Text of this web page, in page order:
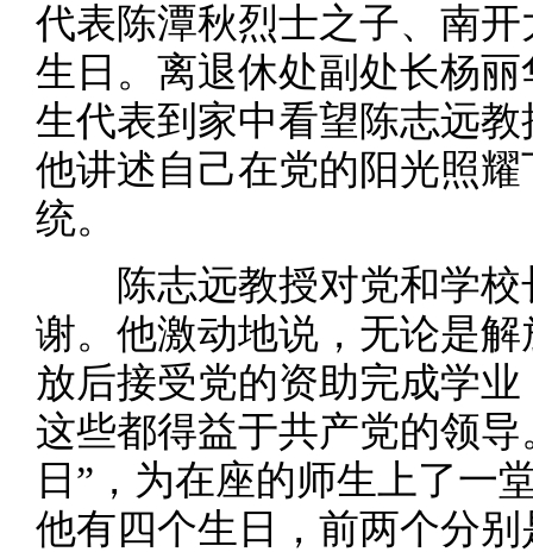
代表陈潭秋烈士之子、南
生日。离退休处副处长杨
生代表到家中看望陈志远
他讲述自己在党的阳光照
统。
陈志远教授对党和学校
谢。他激动地说，无论是
放后接受党的资助完成学
这些都得益于共产党的领
日”，为在座的师生上了一
他有四个生日，前两个分